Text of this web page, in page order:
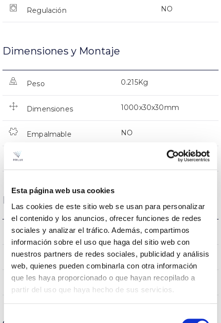
Esta página web usa cookies
Las cookies de este sitio web se usan para personalizar
el contenido y los anuncios, ofrecer funciones de redes
sociales y analizar el tráfico. Además, compartimos
información sobre el uso que haga del sitio web con
nuestros partners de redes sociales, publicidad y análisis
web, quienes pueden combinarla con otra información
que les haya proporcionado o que hayan recopilado a
partir del uso que haya hecho de sus servicios.
Regulación NO
Dimensiones y Montaje
Peso 0.215Kg
Dimensiones 1000x30x30mm
Empalmable NO
Datos ópticos
Temperatura de color 3000K
CRI Índice de repr. cromática 80
Ángulo de apertura 150